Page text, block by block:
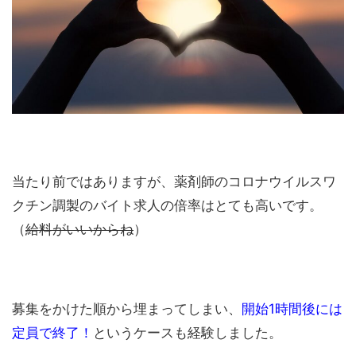
当たり前ではありますが、薬剤師のコロナウイルスワ
クチン調製のバイト求人の倍率はとても高いです。
（給料がいいからね）
募集をかけた順から埋まってしまい、 開始1時間後には
定員で終了！ というケースも経験しました。